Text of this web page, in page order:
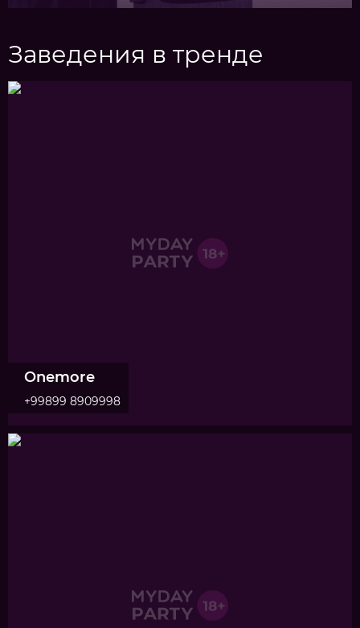
Заведения в тренде
Onemore
+99899 8909998